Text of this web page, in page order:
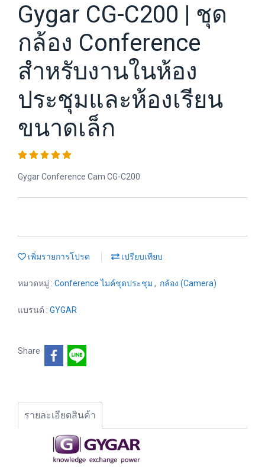
Gygar CG-C200 | ชุด
กล้อง Conference
สำหรับงานในห้อง
ประชุมและห้องเรียน
ขนาดเล็ก
Gygar Conference Cam CG-C200
เพิ่มรายการโปรด เปรียบเทียบ
หมวดหมู่ : Conference ไมค์ชุดประชุม , กล้อง (Camera)
แบรนด์ : GYGAR
Share
รายละเอียดสินค้า